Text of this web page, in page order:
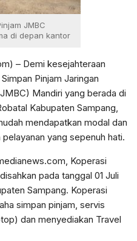
JMBC
di depan kantor
– Demi kesejahteraan
Pinjam Jaringan
Mandiri yang berada di
Kabupaten Sampang,
mendapatkan modal dan
yang sepenuh hati.
Koperasi
pada tanggal 01 Juli
Sampang. Koperasi
simpan pinjam, servis
dan menyediakan Travel